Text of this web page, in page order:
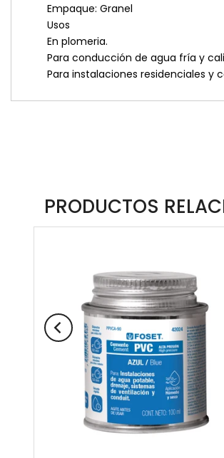
Empaque: Granel
Usos
En plomeria.
Para conducción de agua fría y
Para instalaciones residenciales y
PRODUCTOS